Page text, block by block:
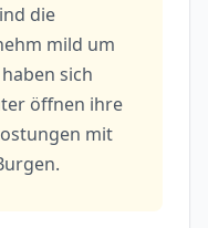
die
mild um
sich
öffnen ihre
mit